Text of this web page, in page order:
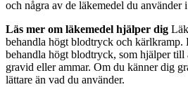
och några av de läkemedel du använder
Läs mer om läkemedel hjälper dig
behandla högt blodtryck och kärlkramp.
behandla högt blodtryck, som hjälper
gravid eller ammar. Om du känner dig
lättare än vad du använder.